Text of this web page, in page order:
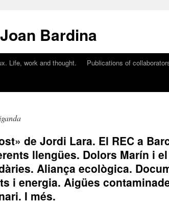
Bardina
Life, work and thought.
Publications of
de Jordi Lara. El REC a
llengües. Dolors Marín i
Aliança ecològica.
i energia. Aigües
I més.